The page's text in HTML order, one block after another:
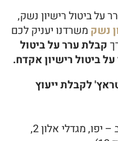
על ביטול רישיון נשק,
נשק משרדנו יעניק לכם
קבלת ערר על ביטול
ביטול רישיון אקדח.
לקבלת ייעוץ
📍 כתובת: יגאל אלון 94, תל אביב – יפו, מגדלי אלון 2,